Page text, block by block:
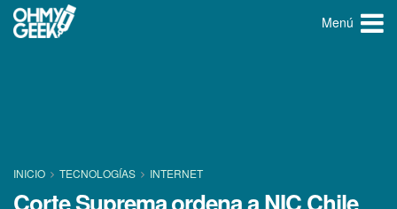
Menú
INICIO TECNOLOGÍ­AS INTERNET
Corte Suprema ordena a NIC Chile